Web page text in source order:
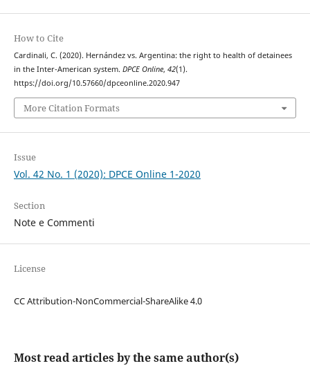
How to Cite
Cardinali, C. (2020). Hernández vs. Argentina: the right to health of detainees
in the Inter-American system. DPCE Online, 42(1).
https://doi.org/10.57660/dpceonline.2020.947
More Citation Formats
Issue
Vol. 42 No. 1 (2020): DPCE Online 1-2020
Section
Note e Commenti
License
CC Attribution-NonCommercial-ShareAlike 4.0
Most read articles by the same author(s)